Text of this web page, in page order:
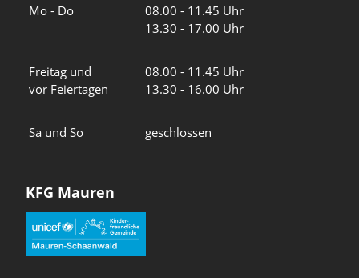
Mo - Do
08.00 - 11.45 Uhr
13.30 - 17.00 Uhr
Freitag und
vor Feiertagen
08.00 - 11.45 Uhr
13.30 - 16.00 Uhr
Sa und So geschlossen
KFG Mauren